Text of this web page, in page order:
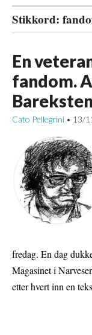
Stikkord:
En
fandom.
Bareksten
Cato Pellegrini • 13/
fredag. En dag
Magasinet i
etter hvert inn en